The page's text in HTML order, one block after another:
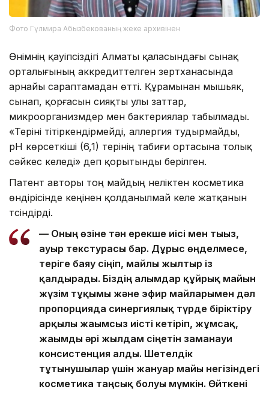
Фото Гүлмира Абызбекованың жеке архивінен
Өнімнің қауіпсіздігі Алматы қаласындағы сынақ
орталығының аккредиттелген зертханасында
арнайы сараптамадан өтті. Құрамынан мышьяк,
сынап, қорғасын сияқты улы заттар,
микроорганизмдер мен бактериялар табылмады.
«Теріні тітіркендірмейді, аллергия тудырмайды,
pH көрсеткіші (6,1) терінің табиғи ортасына толық
сәйкес келеді» деп қорытынды берілген.
Патент авторы тоң майдың неліктен косметика
өндірісінде кеңінен қолданылмай келе жатқанын
түсіндірді.
— Оның өзіне тән ерекше иісі мен тығыз,
ауыр текстурасы бар. Дұрыс өңделмесе,
теріге баяу сіңіп, майлы жылтыр із
қалдырады. Біздің ғалымдар құйрық майын
жүзім тұқымы және эфир майларымен дәл
пропорцияда синергиялық түрде біріктіру
арқылы жағымсыз иісті кетіріп, жұмсақ,
жағымды әрі жылдам сіңетін заманауи
консистенция алды. Шетелдік
тұтынушылар үшін жануар майы негізіндегі
косметика таңсық болуы мүмкін. Өйткені